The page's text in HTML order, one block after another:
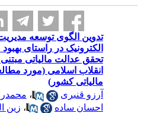
تدوین الگوی توسعه مدیریت
الکترونیک در راستای بهبود
تحقق عدالت مالیاتی مبتنی
انقلاب اسلامی (مورد
مالیاتی کشور)
آرزو قنبری
،
احسان ساده
،زین